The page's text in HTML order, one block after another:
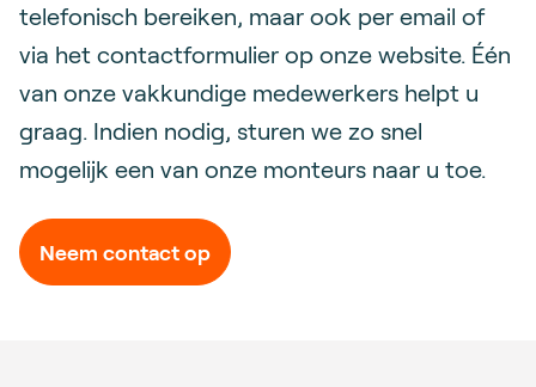
telefonisch bereiken, maar ook per email of
via het contactformulier op onze website. Één
van onze vakkundige medewerkers helpt u
graag. Indien nodig, sturen we zo snel
mogelijk een van onze monteurs naar u toe.
Neem contact op